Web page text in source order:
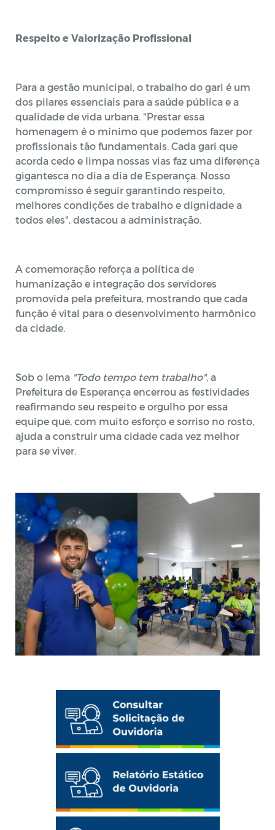
Respeito e Valorização Profissional
Para a gestão municipal, o trabalho do gari é um
dos pilares essenciais para a saúde pública e a
qualidade de vida urbana. "Prestar essa
homenagem é o mínimo que podemos fazer por
profissionais tão fundamentais. Cada gari que
acorda cedo e limpa nossas vias faz uma diferença
gigantesca no dia a dia de Esperança. Nosso
compromisso é seguir garantindo respeito,
melhores condições de trabalho e dignidade a
todos eles", destacou a administração.
A comemoração reforça a política de
humanização e integração dos servidores
promovida pela prefeitura, mostrando que cada
função é vital para o desenvolvimento harmônico
da cidade.
Sob o lema "Todo tempo tem trabalho", a
Prefeitura de Esperança encerrou as festividades
reafirmando seu respeito e orgulho por essa
equipe que, com muito esforço e sorriso no rosto,
ajuda a construir uma cidade cada vez melhor
para se viver.